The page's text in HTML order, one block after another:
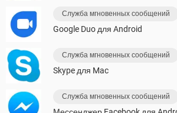
Служба мгновенных сообщений
Google Duo для Android
Служба мгновенных сообщений
Skype для Mac
Служба мгновенных сообщений